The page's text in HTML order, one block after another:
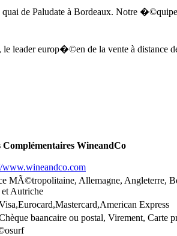
de Paludate à Bordeaux. Notre
leader europ�©en de la vente à distance
WineandCo
www.wineandco.com
MÃ©tropolitaine, Allemagne, Angleterre,
Autriche
Express
baancaire ou postal, Virement, Carte